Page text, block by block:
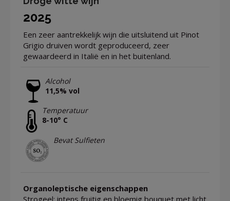
2025
Een zeer aantrekkelijk wijn die uitsluitend uit Pinot
Grigio druiven wordt geproduceerd, zeer
gewaardeerd in Italië en in het buitenland.
Alcohol
11,5% vol
Temperatuur
8-10° C
Bevat Sulfieten
Organoleptische eigenschappen